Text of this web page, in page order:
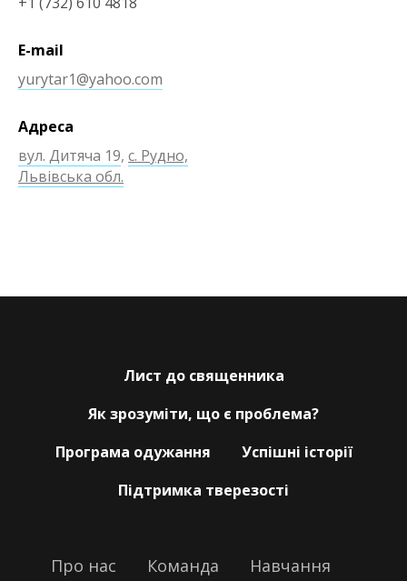
E-mail
yurytar1@yahoo.com
Адреса
вул. Дитяча 19, с. Рудно,
Львівська обл.
Лист до священника
Як зрозуміти, що є проблема?
Програма одужання
Успішні історії
Підтримка тверезості
Про нас Команда Навчання